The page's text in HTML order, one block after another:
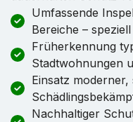
Umfassende
Bereiche –
Früherkennung
Stadtwohnungen
Einsatz
Nachhaltiger